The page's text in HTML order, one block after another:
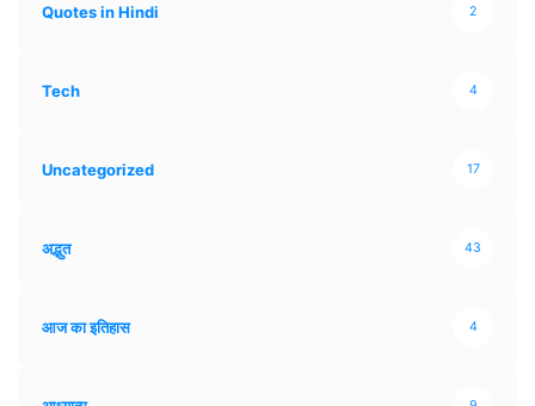
Quotes in Hindi 2
Tech 4
Uncategorized 17
अद्भुत 43
आज का इतिहास 4